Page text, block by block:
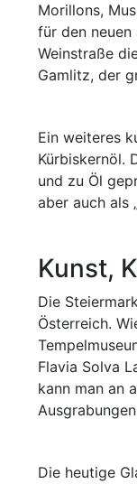
Morillons,
für den
Weinstraße
Gamlitz, der
Ein weiteres
Kürbiskernöl.
und zu Öl
aber auch als
Kunst,
Die
Österreich.
Flavia Solva
kann man an
Die heutige